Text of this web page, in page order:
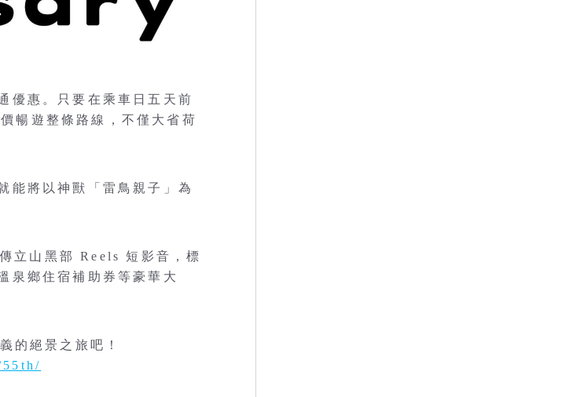
優惠。只要在乘車日五天前
暢遊整條路線，不僅大省荷
能將以神獸「雷鳥親子」為
立山黑部 Reels 短影音，標
泉鄉住宿補助券等豪華大
的絕景之旅吧！